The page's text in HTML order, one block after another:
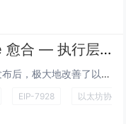
Snap v2：以 BALs 取代 Trie 愈合 — 执行层研究
快照同步（snap/1）在 Geth v1.10.0 中发布后，极大地改善了以太坊节点的同步。但它有一个众所周知的阿喀琉...
EIP-7928
以太坊协